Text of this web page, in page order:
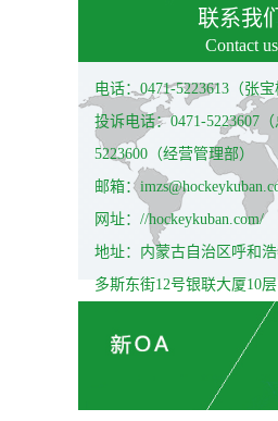
联系我们
Contact us
电话：0471-5223613（张
投诉电话：0471-5223607
5223600（经营管理部）
邮箱：
网址：//hockeykuban.com/
地址：内蒙古自治区呼和
多斯东街12号银联大厦10层